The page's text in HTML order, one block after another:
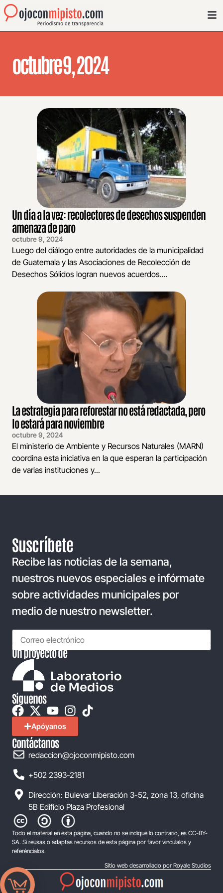
octubre 9, 2024
Un día a la vez: recolectores de desechos suspenden
amenaza de paro
octubre 9, 2024
Luego del diálogo entre autoridades de la municipalidad
de Guatemala y las Asociaciones de Recolección de
Desechos Sólidos logran nuevos acuerdos....
La estrategia para reforestar no está redactada, pero
lo estará para noviembre
octubre 9, 2024
El ministerio de Ambiente y Recursos Naturales (MARN)
coordina esta iniciativa en la que esperan la participación
de varias instituciones y...
Suscríbete
Recibe las noticias de la semana,
nuestros nuevos especiales e infórmate
sobre actividades municipales por
medio de nuestro newsletter.
Un proyecto de
Síguenos
Apóyanos
Contáctanos
redaccion@ojoconmipisto.com
+502 2393-2181
Dirección: Bulevar Liberación 3-52, zona 13, oficina
5B Edificio Plaza Profesional
Todo el material en esta página, cuando no se indique lo contrario, es CC-BY-
SA. Si reúsas o adaptas recursos de esta página por favor vincúlalos y
referéncialos.
Sitio web desarrollado por Royale Studios